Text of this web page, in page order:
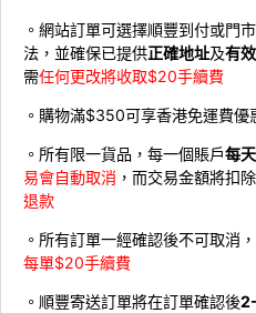
。網站訂單可選擇順豐到付或門
法，並確保已提供正確地址及有
需任何更改將收取$20手續費
。購物滿$350可享香港免運費
。所有限一貨品，每一個賬戶每
易會自動取消 ，而交易金額將扣
退款
。所有訂單一經確認後不可取消
每單$20手續費
。順豐寄送訂單將在訂單確認後